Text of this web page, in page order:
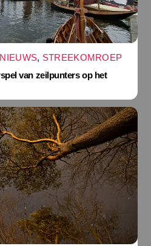
, STREEKOMROEP
van zeilpunters op het